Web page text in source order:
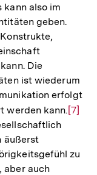
kann also im
geben.
Die
ist wiederum
erfolgt
werden kann.Zur
[7]
äußerst
zu
aber auch